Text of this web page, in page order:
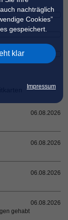
nachträglich
Cookies”
gespeichert.
klar
Impressum
06.08.2026
06.08.2026
06.08.2026
06.08.2026
gehabt